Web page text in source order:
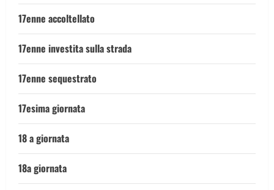
17enne accoltellato
17enne investita sulla strada
17enne sequestrato
17esima giornata
18 a giornata
18a giornata